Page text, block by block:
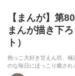
【まんが】第
まんが描き下
ト）
抱っこ大好き甘えん坊、極
のな毎日にほっこり癒され